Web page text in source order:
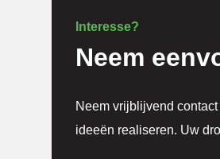
Interesse?
Neem
Neem vrijblijvend
ideeën realiseren. Uw